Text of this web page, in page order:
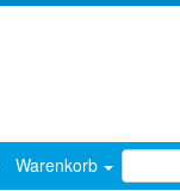
Warenkorb
Suchen
nach: